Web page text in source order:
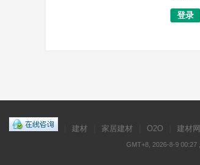
登录
建材 家居建材 O2O 建材网
GMT+8, 2026-8-9 00:27